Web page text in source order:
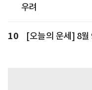
우려
10 [오늘의 운세] 8